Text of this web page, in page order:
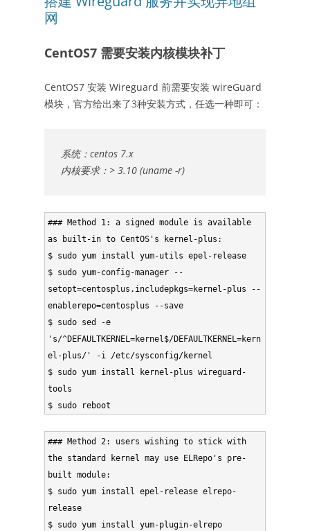
网
CentOS7 需要安装内核模块补丁
CentOS7 安装 Wireguard 前需要安装 wireGuard
模块，官方给出来了3种安装方式，任选一种即可：
系统：centos 7.x
内核要求：> 3.10 (uname -r)
### Method 1: a signed module is available
as built-in to CentOS's kernel-plus:
$ sudo yum install yum-utils epel-release
$ sudo yum-config-manager --
setopt=centosplus.includepkgs=kernel-plus --
enablerepo=centosplus --save
$ sudo sed -e
's/^DEFAULTKERNEL=kernel$/DEFAULTKERNEL=kern
el-plus/' -i /etc/sysconfig/kernel
$ sudo yum install kernel-plus wireguard-
tools
$ sudo reboot
### Method 2: users wishing to stick with
the standard kernel may use ELRepo's pre-
built module:
$ sudo yum install epel-release elrepo-
release
$ sudo yum install yum-plugin-elrepo